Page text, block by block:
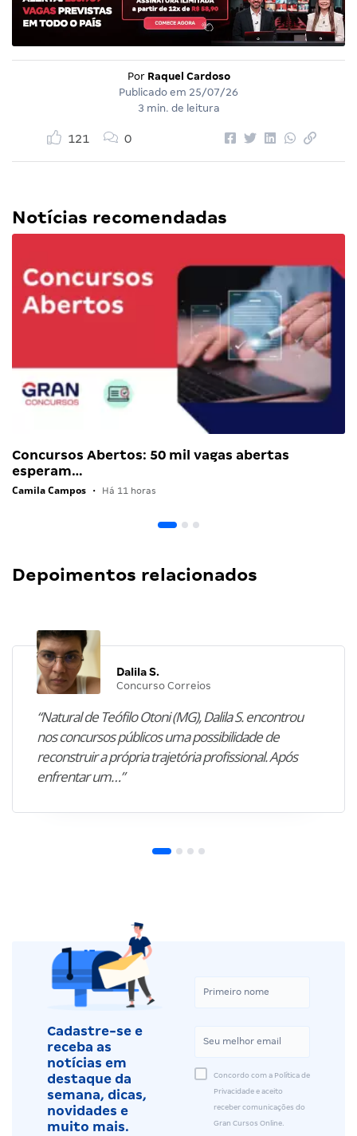
Por Raquel Cardoso
Publicado em 25/07/26
3 min. de leitura
121 0
Notícias recomendadas
Concursos Abertos: 50 mil vagas abertas
esperam…
Camila Campos • Há 11 horas
Depoimentos relacionados
Dalila S.
Concurso Correios
“Natural de Teófilo Otoni (MG), Dalila S. encontrou
nos concursos públicos uma possibilidade de
reconstruir a própria trajetória profissional. Após
enfrentar um…”
Cadastre-se e
receba as
notícias em
destaque da
semana, dicas,
novidades e
muito mais.
Concordo com a Política de
Privacidade e aceito
receber comunicações do
Gran Cursos Online.